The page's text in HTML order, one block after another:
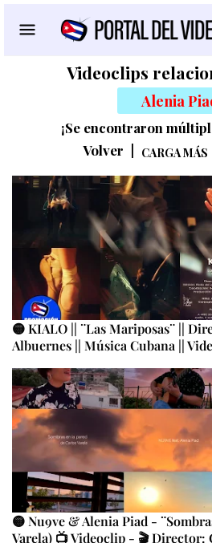
Videoclips
Alenia
¡Se encontraron
Volver
CARGA MÁS
🟡 KIALO || ¨Las Mariposas¨ ||
Albuernes || Música Cubana ||
🟡 Nu9ve & Alenia Piad -
Varela) 📺 Videoclip - 🎬 Director: